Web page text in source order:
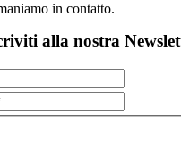
in contatto.
alla nostra